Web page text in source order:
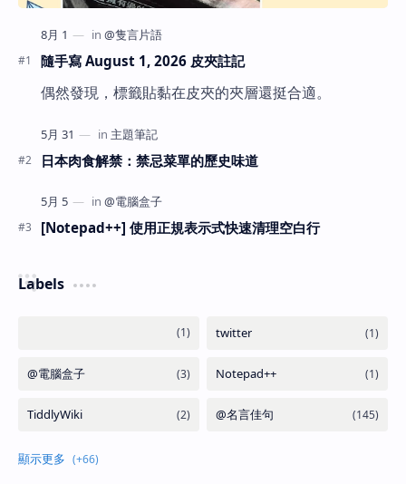
隨手寫 August 1, 2026 皮夾註記
偶然發現，標籤貼黏在皮夾的夾層還挺合適。
日本肉食解禁：禁忌菜單的歷史味道
[Notepad++] 使用正規表示式快速清理空白行
Labels